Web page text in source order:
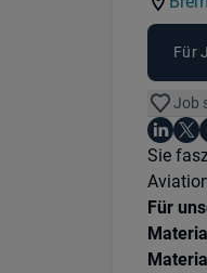
Für
Job
Teile
AufAuf
Einleitung
Sie
Für